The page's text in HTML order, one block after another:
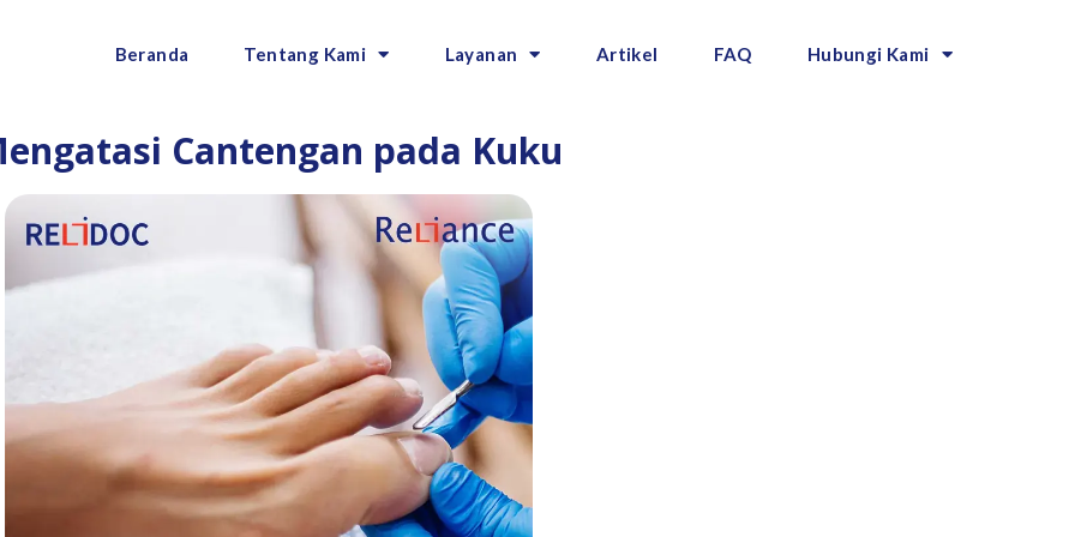
Beranda Tentang Kami Layanan Artikel FAQ Hubungi Kami
Cantengan pada Kuku